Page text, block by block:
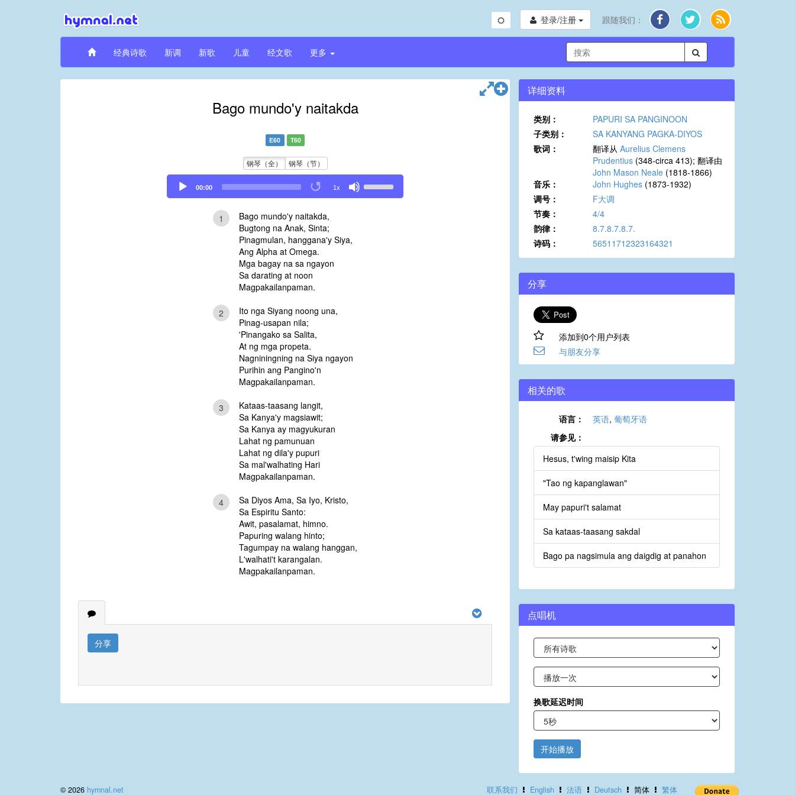
登录/注册 跟随我们：
经典诗歌 新调 新歌 儿童 经文歌 更多
Bago mundo'y naitakda
E60 T60
钢琴（全） 钢琴（节）
Audio
Player
00:00 1x
Up/Down
1
Bago mundo'y naitakda,
Bugtong na Anak, Sinta;
Pinagmulan, hanggana'y Siya,
Ang Alpha at Omega.
Mga bagay na sa ngayon
Sa darating at noon
Magpakailanpaman.
2
Ito nga Siyang noong una,
Pinag-usapan nila;
'Pinangako sa Salita,
At ng mga propeta.
Nagniningning na Siya ngayon
Purihin ang Pangino'n
Magpakailanpaman.
3
Kataas-taasang langit,
Sa Kanya'y magsiawit;
Sa Kanya ay magyukuran
Lahat ng pamunuan
Lahat ng dila'y pupuri
Sa mal'walhating Hari
Magpakailanpaman.
4
Sa Diyos Ama, Sa Iyo, Kristo,
Sa Espiritu Santo:
Awit, pasalamat, himno.
Papuring walang hinto;
Tagumpay na walang hanggan,
L'walhati't karangalan.
Magpakailanpaman.
分享
详细资料
类别：
PAPURI SA PANGINOON
子类别：
SA KANYANG PAGKA-DIYOS
歌词：
翻译从 Aurelius Clemens
Prudentius (348-circa 413); 翻译由
John Mason Neale (1818-1866)
音乐：
John Hughes (1873-1932)
调号：
F大调
节奏：
4/4
韵律：
8.7.8.7.8.7.
诗码：
56511712323164321
分享
添加到0个用户列表
与朋友分享
相关的歌
语言： 英语, 葡萄牙语
请参见：
Hesus, t'wing maisip Kita
"Tao ng kapanglawan"
May papuri't salamat
Sa kataas-taasang sakdal
Bago pa nagsimula ang daigdig at panahon
点唱机
换歌延迟时间
开始播放
联系我们 English 法语 Deutsch 简体 繁体
© 2026 hymnal.net